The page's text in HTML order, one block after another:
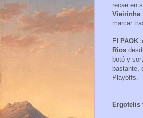
recae en
Vieirinha
marcar
El PAOK
Rios
botó y
bastante,
Playoffs.
Ergotelis